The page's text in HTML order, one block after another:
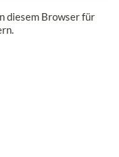
diesem Browser für